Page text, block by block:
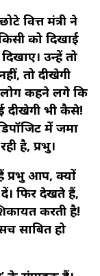
वित्त मंत्री ने
को दिखाई
उन्हें तो
तो दीखेगी
लोग कहने लगे कि
दीखेगी भी कैसे!
में जमा
है, प्रभु।
प्रभु आप, क्यों
फिर देखते हैं,
करती है!
साबित हो